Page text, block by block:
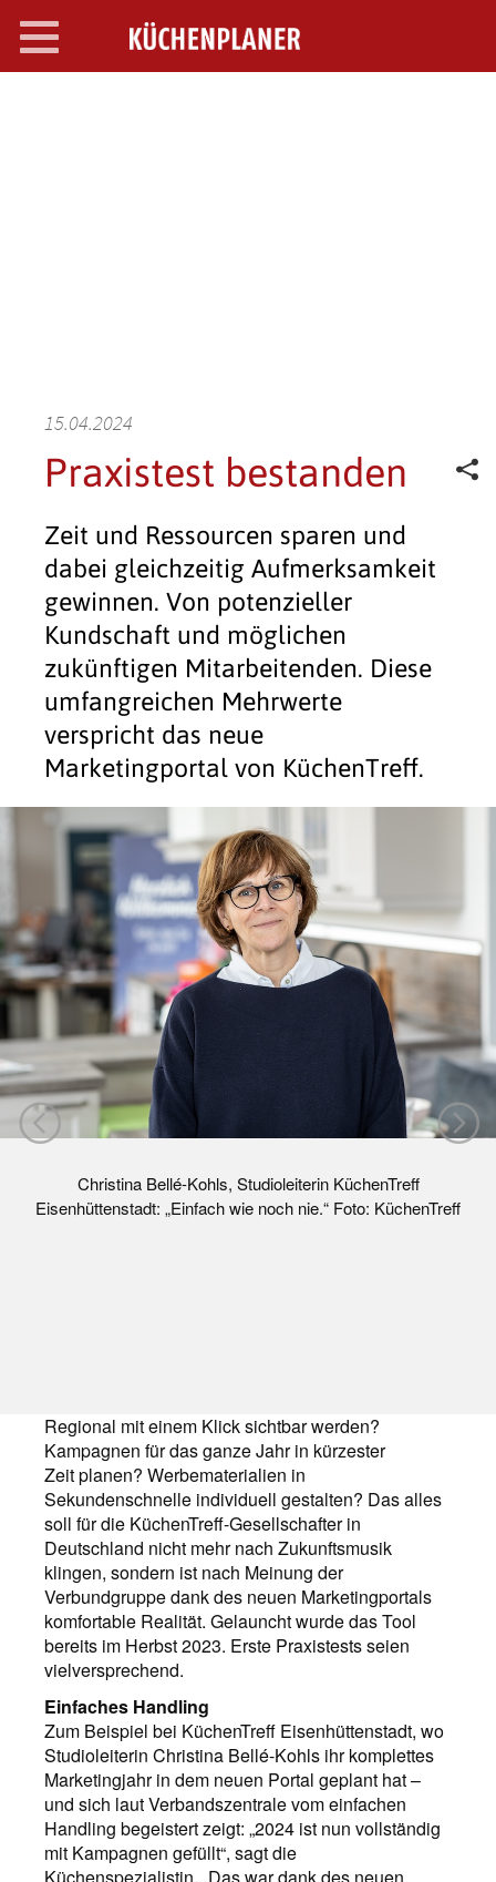
Toggle
navigation
15.04.2024
Praxistest bestanden
Zeit und Ressourcen sparen und
dabei gleichzeitig Aufmerksamkeit
gewinnen. Von potenzieller
Kundschaft und möglichen
zukünftigen Mitarbeitenden. Diese
umfangreichen Mehrwerte
verspricht das neue
Marketingportal von KüchenTreff.
Christina Bellé-Kohls, Studioleiterin KüchenTreff
Eisenhüttenstadt: „Einfach wie noch nie.“ Foto: KüchenTreff
Regional mit einem Klick sichtbar werden?
Kampagnen für das ganze Jahr in kürzester
Zeit planen? Werbematerialien in
Sekundenschnelle individuell gestalten? Das alles
soll für die KüchenTreff-Gesellschafter in
Deutschland nicht mehr nach Zukunftsmusik
klingen, sondern ist nach Meinung der
Verbundgruppe dank des neuen Marketingportals
komfortable Realität. Gelauncht wurde das Tool
bereits im Herbst 2023. Erste Praxistests seien
vielversprechend.
Einfaches Handling
Zum Beispiel bei KüchenTreff Eisenhüttenstadt, wo
Studioleiterin Christina Bellé-Kohls ihr komplettes
Marketingjahr in dem neuen Portal geplant hat –
und sich laut Verbandszentrale vom einfachen
Handling begeistert zeigt: „2024 ist nun vollständig
mit Kampagnen gefüllt“, sagt die